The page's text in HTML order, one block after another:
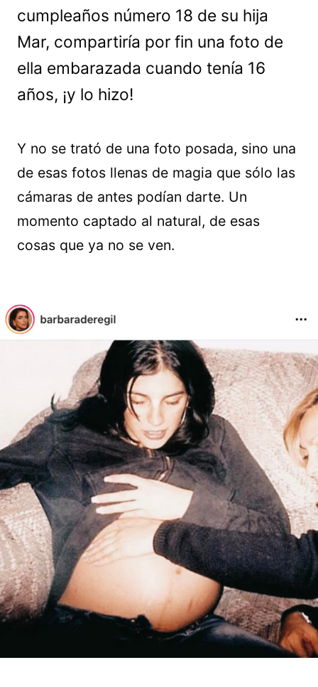
cumpleaños número 18 de su hija
Mar, compartiría por fin una foto de
ella embarazada cuando tenía 16
años, ¡y lo hizo!
Y no se trató de una foto posada, sino una
de esas fotos llenas de magia que sólo las
cámaras de antes podían darte. Un
momento captado al natural, de esas
cosas que ya no se ven.